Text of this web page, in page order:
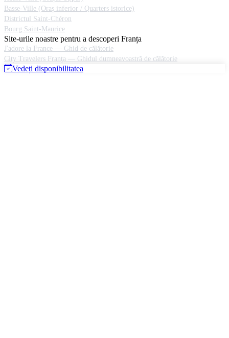
Basse-Ville (Oraș inferior / Quarters istorice)
Districtul Saint-Chéron
Bourg Saint-Maurice
Site-urile noastre pentru a descoperi Franța
J'adore la France — Ghid de călătorie
City Travelers Franţa — Ghidul dumneavoastră de călătorie
Vedeți disponibilitatea